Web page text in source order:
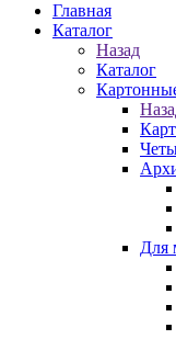
Главная
Каталог
Назад
Каталог
Для